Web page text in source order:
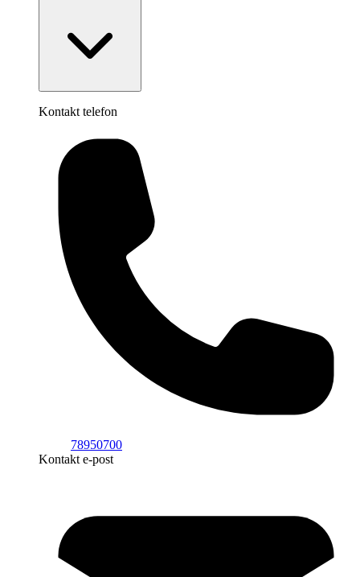
Kontakt telefon
78950700
Kontakt e-post